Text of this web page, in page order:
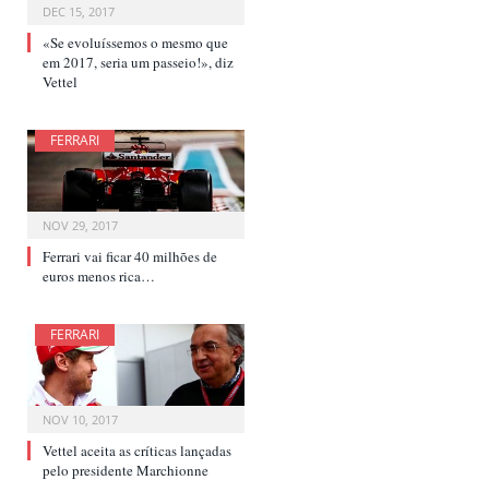
DEC 15, 2017
«Se evoluíssemos o mesmo que
em 2017, seria um passeio!», diz
Vettel
FERRARI
NOV 29, 2017
Ferrari vai ficar 40 milhões de
euros menos rica…
FERRARI
NOV 10, 2017
Vettel aceita as críticas lançadas
pelo presidente Marchionne